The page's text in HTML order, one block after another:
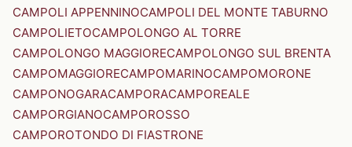
CAMPOLI APPENNINOCAMPOLI DEL MONTE TABURNO
CAMPOLIETOCAMPOLONGO AL TORRE
CAMPOLONGO MAGGIORECAMPOLONGO SUL BRENTA
CAMPOMAGGIORECAMPOMARINOCAMPOMORONE
CAMPONOGARACAMPORACAMPOREALE
CAMPORGIANOCAMPOROSSO
CAMPOROTONDO DI FIASTRONE